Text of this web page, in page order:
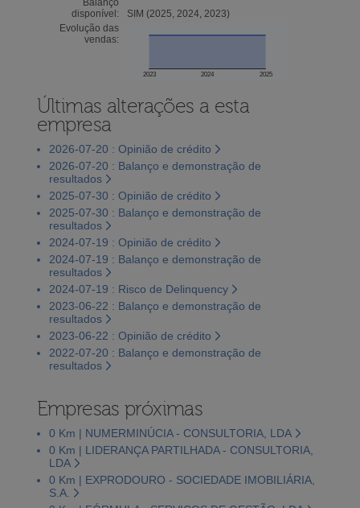
Balanço
disponível:
SIM (2025, 2024, 2023)
Evolução das
vendas:
2023 2024 2025
Últimas alterações a esta
empresa
2026-07-20 : Opinião de crédito
2026-07-20 : Balanço e demonstração de
resultados
2025-07-30 : Opinião de crédito
2025-07-30 : Balanço e demonstração de
resultados
2024-07-19 : Opinião de crédito
2024-07-19 : Balanço e demonstração de
resultados
2024-07-19 : Risco de Delinquency
2023-06-22 : Balanço e demonstração de
resultados
2023-06-22 : Opinião de crédito
2022-07-20 : Balanço e demonstração de
resultados
Empresas próximas
0 Km | NUMERMINÚCIA - CONSULTORIA, LDA
0 Km | LIDERANÇA PARTILHADA - CONSULTORIA,
LDA
0 Km | EXPRODOURO - SOCIEDADE IMOBILIÁRIA,
S.A.